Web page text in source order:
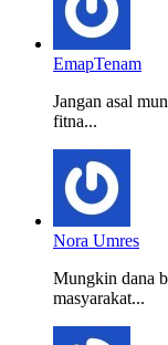
EmapTenam
Jangan asal
fitna...
Nora Umres
Mungkin dana
masyarakat...